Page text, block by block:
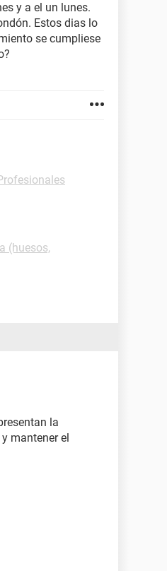
y a el un lunes.
Estos dias lo
se cumpliese
(huesos,
la
mantener el